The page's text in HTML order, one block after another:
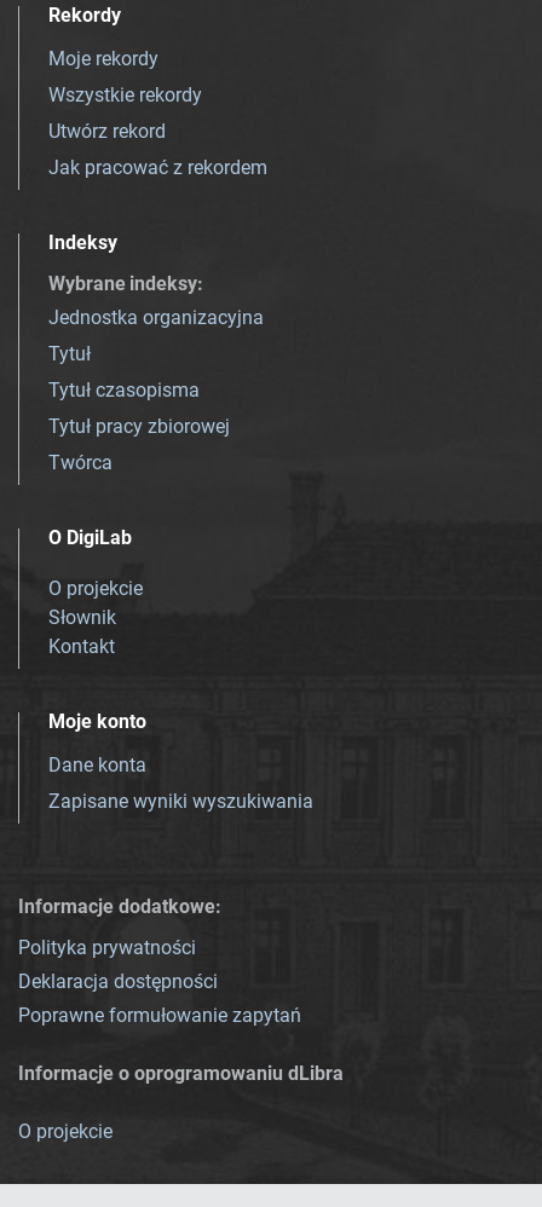
Rekordy
Moje rekordy
Wszystkie rekordy
Utwórz rekord
Jak pracować z rekordem
Indeksy
Wybrane indeksy:
Jednostka organizacyjna
Tytuł
Tytuł czasopisma
Tytuł pracy zbiorowej
Twórca
O DigiLab
O projekcie
Słownik
Kontakt
Moje konto
Dane konta
Zapisane wyniki wyszukiwania
Informacje dodatkowe:
Polityka prywatności
Deklaracja dostępności
Poprawne formułowanie zapytań
Informacje o oprogramowaniu dLibra
O projekcie